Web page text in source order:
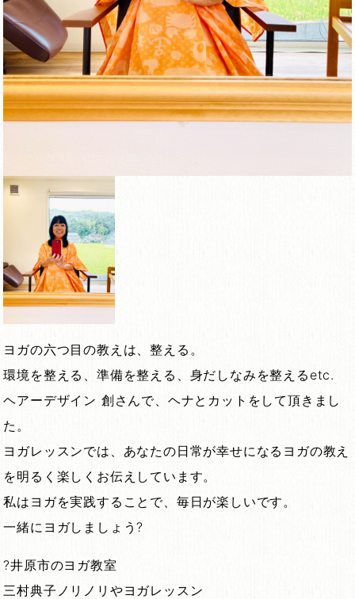
ヨガの六つ目の教えは、整える。
環境を整える、準備を整える、身だしなみを整えるetc.
ヘアーデザイン 創さんで、ヘナとカットをして頂きまし
た。
ヨガレッスンでは、あなたの日常が幸せになるヨガの教え
を明るく楽しくお伝えしています。
私はヨガを実践することで、毎日が楽しいです。
一緒にヨガしましょう?
?井原市のヨガ教室
三村典子ノリノリやヨガレッスン